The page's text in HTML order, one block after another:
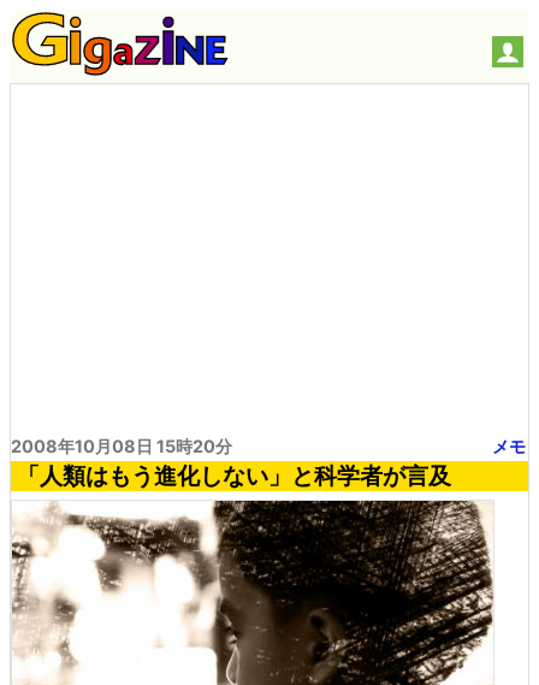
2008年10月08日 15時20分 メモ
「人類はもう進化しない」と科学者が言及